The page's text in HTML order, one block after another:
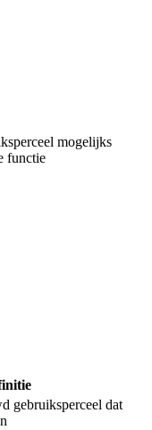
mogelijks
functie
gebruiksperceel dat